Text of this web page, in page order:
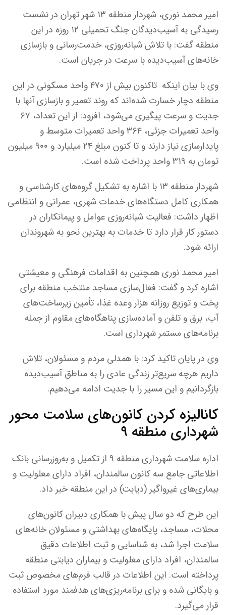
امیر محمد نوری، شهردار منطقه ۱۳ شهر تهران در نشست
رسیدگی به آسیب‌دیدگان جنگ تحمیلی ۱۲ روزه در این
منطقه گفت: با تلاش شبانه‌روزی، خدمت‌رسانی و بازسازی
خانه‌های آسیب‌دیده با سرعت در جریان است.
وی با بیان اینکه تاکنون بیش از ۴۷۰ واحد مسکونی در این
منطقه دچار خسارت شده‌اند که روند تعمیر و بازسازی آنها با
جدیت و سرعت پیگیری می‌شود، افزود: از این تعداد، ۶۷
واحد تعمیرات جزئی، ۳۶۴ واحد تعمیرات متوسط و
پایدارسازی نیاز دارند و تا کنون مبلغ ۲۴ میلیارد و ۹۰۰ میلیون
تومان به ۳۱۹ واحد پرداخت شده است.
شهردار منطقه ۱۳ با اشاره به تشکیل گروه‌های کارشناسی و
همکاری کامل دستگاه‌های خدمات شهری، عمرانی و انتظامی
اظهار داشت: فعالیت شبانه‌روزی عوامل و پیمانکاران در
دستور کار قرار دارد تا خدمات به بهترین نحو به شهروندان
ارائه شود.
امیر محمد نوری همچنین به اقدامات فرهنگی و معیشتی
اشاره کرد و گفت: فعال‌سازی مساجد منتخب منطقه برای
پخت و توزیع روزانه هزار وعده غذا، تأمین زیرساخت‌های
آب، برق و تلفن و آماده‌سازی پناهگاه‌های مقاوم از جمله
برنامه‌های مستمر شهرداری است.
وی در پایان تاکید کرد: با همدلی مردم و مسئولان، تلاش
داریم هرچه سریع‌تر زندگی عادی را به مناطق آسیب‌دیده
بازگردانیم و این مسیر را با جدیت ادامه می‌دهیم.
کانالیزه کردن کانون‌های سلامت محور
شهرداری منطقه ۹
اداره سلامت شهرداری منطقه ۹ از تکمیل و به‌روزرسانی بانک
اطلاعاتی جامع سه کانون سالمندان، افراد دارای معلولیت و
بیماری‌های غیرواگیر (دیابت) در این منطقه خبر داد.
این طرح که دو سال پیش با همکاری دبیران کانون‌های
محلات، مساجد، پایگاه‌های بهداشتی و مسئولان خانه‌های
سلامت اجرا شد، به شناسایی و ثبت اطلاعات دقیق
سالمندان، افراد دارای معلولیت و بیماران دیابتی منطقه
پرداخته است. این اطلاعات در قالب فرم‌های مخصوص ثبت
و بایگانی شده و برای برنامه‌ریزی‌های هدفمند مورد استفاده
قرار می‌گیرد.